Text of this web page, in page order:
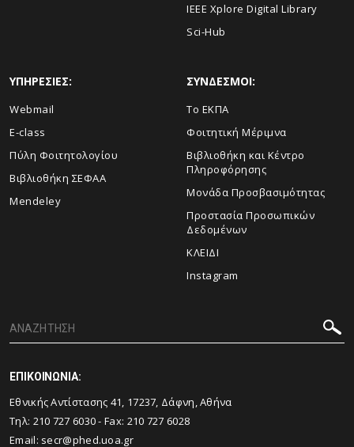
IEEE Xplore Digital Library
Sci-Hub
ΥΠΗΡΕΣΙΕΣ:
Webmail
E-class
Πύλη Φοιτητολογίου
Βιβλιοθήκη ΣΕΦΑΑ
Mendeley
ΣΥΝΔΕΣΜΟΙ:
Το ΕΚΠΑ
Φοιτητική Μέριμνα
Βιβλιοθήκη και Κέντρο
Πληροφόρησης
Μονάδα Προσβασιμότητας
Προστασία Προσωπικών
Δεδομένων
ΚΛΕΙΔΙ
Instagram
ΕΠΙΚΟΙΝΩΝΙΑ:
Εθνικής Αντίστασης 41, 17237, Δάφνη, Αθήνα
Τηλ: 210 727 6030- Fax: 210 727 6028
Email: secr@phed.uoa.gr